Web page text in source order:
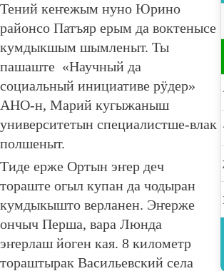
Тений кеҥежым нуно Юрино
районсо Патъяр ерым да воктенысе
кумдыкшым шымленыт. Ты
пашаште «Научный да
социальный инициативе рӱдер»
АНО-н, Марий кугыжаныш
университетын специалистше-влак
полшеныт.
Тиде ерже Ортын эҥер деч
тораште огыл купан да чодыран
кумдыкышто верланен. Эҥерже
ончыч Перша, вара Люнда
эҥерлаш йоген кая. 8 километр
тораштырак Васильевский села